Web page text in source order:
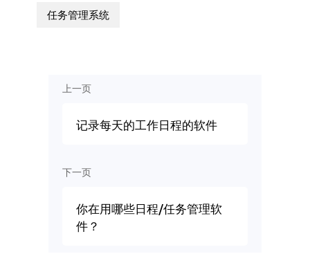
任务管理系统
上一页
记录每天的工作日程的软件
下一页
你在用哪些日程/任务管理软
件？